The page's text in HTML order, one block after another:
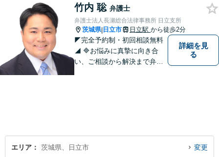
竹内 聡 弁護士
弁護士法人長瀬総合法律事務所 日立支所
茨城県| 日立市 日立駅 から徒歩2分
◤完全予約制・初回相談無料
◢ 🔷お悩みに真摯に向き合
い、ご相談から解決まで弁護
詳細を見
る
エリア 茨城県、日立市 変更